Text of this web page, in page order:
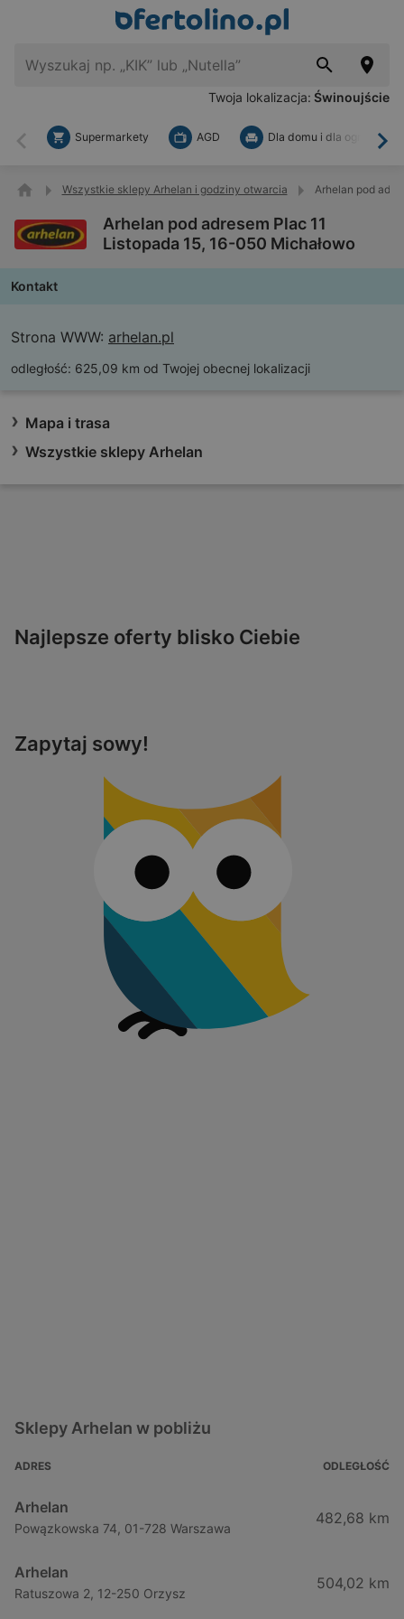
Twoja lokalizacja: Świnoujście
Wstecz
Supermarkety AGD Dla domu i dla ogrodu
Wszystkie sklepy Arhelan i godziny otwarcia Arhelan pod
Arhelan pod adresem Plac 11
Listopada 15, 16-050 Michałowo
Kontakt
Strona WWW: arhelan.pl
odległość: 625,09 km od Twojej obecnej lokalizacji
Mapa i trasa
Wszystkie sklepy Arhelan
Najlepsze oferty blisko Ciebie
Zapytaj sowy!
Sklepy Arhelan w pobliżu
ADRES ODLEGŁOŚĆ
Arhelan
Powązkowska 74, 01-728 Warszawa
482,68 km
Arhelan
Ratuszowa 2, 12-250 Orzysz
504,02 km